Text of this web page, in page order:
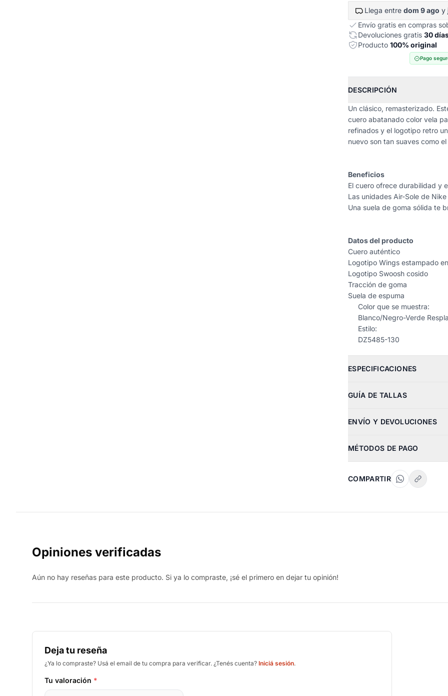
Llega entre dom 9 ago y
Envío gratis en compras
Devoluciones gratis 30
Producto 100% original
Pago
DESCRIPCIÓN
Un clásico, remasterizado.
cuero abatanado color vela
refinados y el logotipo retro
nuevo son tan suaves como
Beneficios
El cuero ofrece durabilidad y
Las unidades Air-Sole de
Una suela de goma sólida te
Datos del producto
Cuero auténtico
Logotipo Wings estampado
Logotipo Swoosh cosido
Tracción de goma
Suela de espuma
Color que se muestra:
Blanco/Negro-Verde
Estilo:
DZ5485-130
ESPECIFICACIONES
GUÍA DE TALLAS
ENVÍO Y DEVOLUCIONES
MÉTODOS DE PAGO
COMPARTIR
Opiniones verificadas
Aún no hay reseñas para este producto. Si ya lo compraste, ¡sé el primero en dejar tu opinión!
Deja tu reseña
¿Ya lo compraste? Usá el email de tu compra para verificar. ¿Tenés cuenta? Iniciá sesión.
Tu valoración *